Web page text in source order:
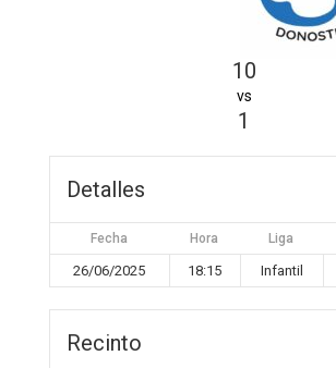
10
vs
1
Detalles
Fecha Hora Liga
26/06/2025 18:15 Infantil
Recinto